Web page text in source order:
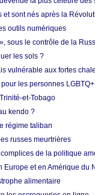
et sont nés après la
outils numériques
sous le contrôle de la
les sols ?
vulnérable aux fortes
les personnes
et-Tobago
kendo ?
régime taliban
russes meurtrières
de la politique
et en Amérique du
alimentaire